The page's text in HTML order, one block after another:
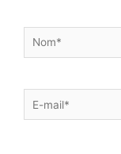
Nom*
E-
mail*